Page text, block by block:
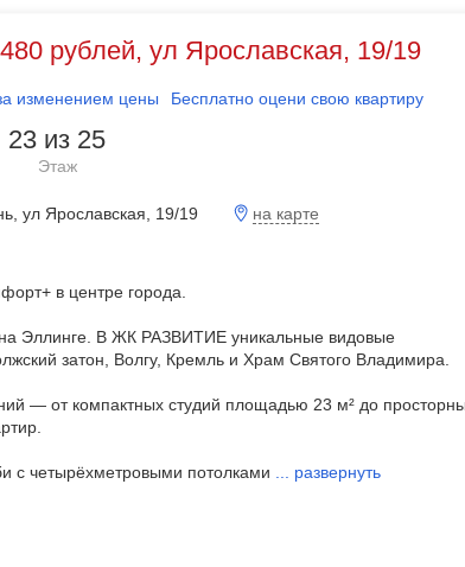
рублей, ул Ярославская, 19/19
изменением цены Бесплатно оцени свою квартиру
23 из 25
Этаж
ул Ярославская, 19/19
на карте
в центре города.
Эллинге. В ЖК РАЗВИТИЕ уникальные видовые
затон, Волгу, Кремль и Храм Святого Владимира.
— от компактных студий площадью 23 м² до
с четырёхметровыми потолками развернуть